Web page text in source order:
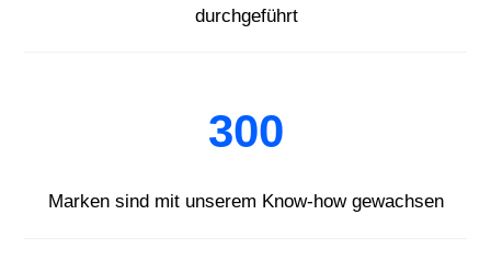
durchgeführt
300
Marken sind mit unserem Know-how gewachsen